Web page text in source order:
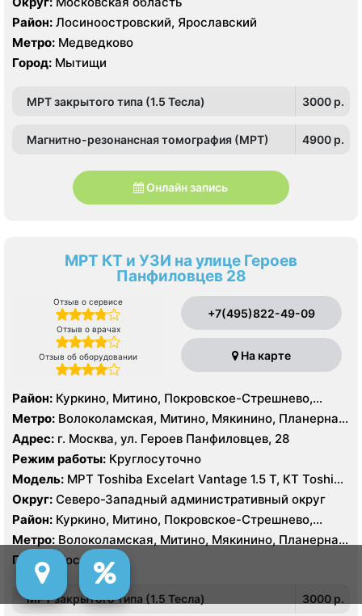
Ultrasound HD9
Район: Лосиноостровский, Ярославский
Метро: Медведково
Город: Мытищи
МРТ закрытого типа (1.5 Тесла) 3000 p.
Магнитно-резонансная томография (МРТ) 4900 p.
Онлайн запись
МРТ КТ и УЗИ на улице Героев
Панфиловцев 28
Отзыв о сервисе
Отзыв о врачах
Отзыв об оборудовании
+7(495)822-49-09
На карте
Район: Куркино, Митино, Покровское-Стрешнево,
Северное Тушино, Строгино, Южное Тушино
Метро: Волоколамская, Митино, Мякинино, Планерная,
Пятницкое шоссе, Спартак, Строгино, Сходненская,
Тушинская, Щукинская
Адрес: г. Москва, ул. Героев Панфиловцев, 28
Режим работы: Круглосуточно
Модель: МРТ Toshiba Excelart Vantage 1.5 Т, КТ Toshiba
AQUILION RXL 16 срезов
Округ: Северо-Западный административный округ
Район: Куркино, Митино, Покровское-Стрешнево,
Северное Тушино, Строгино, Южное Тушино
Метро: Волоколамская, Митино, Мякинино, Планерная,
Пятницкое шоссе, Спартак, Строгино, Сходненская,
Тушинская, Щукинская
Город: Москва
МРТ закрытого типа (1.5 Тесла) 3000 p.